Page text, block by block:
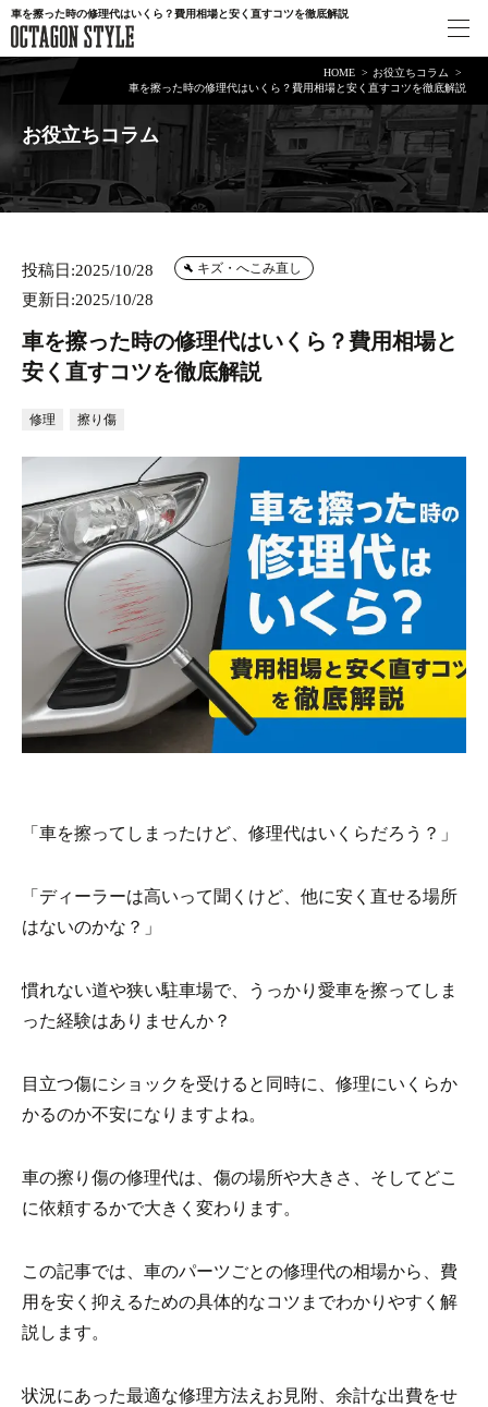
車を擦った時の修理代はいくら？費用相場と安く直すコツを徹底解説
お役立ちコラム
HOME
お役立ちコラム
車を擦った時の修理代はいくら？費用相場と安く直すコツを徹底解説
投稿日:2025/10/28
更新日:2025/10/28
キズ・へこみ直し
車を擦った時の修理代はいくら？費用相場と
安く直すコツを徹底解説
修理 擦り傷
「車を擦ってしまったけど、修理代はいくらだろう？」
「ディーラーは高いって聞くけど、他に安く直せる場所
はないのかな？」
慣れない道や狭い駐車場で、うっかり愛車を擦ってしま
った経験はありませんか？
目立つ傷にショックを受けると同時に、修理にいくらか
かるのか不安になりますよね。
車の擦り傷の修理代は、傷の場所や大きさ、そしてどこ
に依頼するかで大きく変わります。
この記事では、車のパーツごとの修理代の相場から、費
用を安く抑えるための具体的なコツまでわかりやすく解
説します。
状況にあった最適な修理方法えお見附、余計な出費をせ